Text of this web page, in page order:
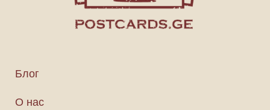
Блог
О нас